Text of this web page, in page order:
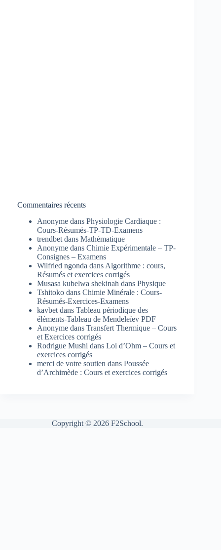
Commentaires récents
Anonyme dans Physiologie Cardiaque :
Cours-Résumés-TP-TD-Examens
trendbet dans Mathématique
Anonyme dans Chimie Expérimentale – TP-
Consignes – Examens
Wilfried ngonda dans Algorithme : cours,
Résumés et exercices corrigés
Musasa kubelwa shekinah dans Physique
Tshitoko dans Chimie Minérale : Cours-
Résumés-Exercices-Examens
kavbet dans Tableau périodique des
éléments-Tableau de Mendeleïev PDF
Anonyme dans Transfert Thermique – Cours
et Exercices corrigés
Rodrigue Mushi dans Loi d’Ohm – Cours et
exercices corrigés
merci de votre soutien dans Poussée
d’Archimède : Cours et exercices corrigés
Copyright © 2026 F2School.